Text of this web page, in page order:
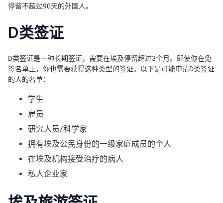
停留不超过90天的外国人。
D类签证
D类签证是一种长期签证，需要在埃及停留超过3个月。即使你在免
签名单上，你也需要获得这种类型的签证。以下是可能申请D类签证
的人的名单：
学生
雇员
研究人员/科学家
拥有埃及公民身份的一级家庭成员的个人
在埃及机构接受治疗的病人
私人企业家